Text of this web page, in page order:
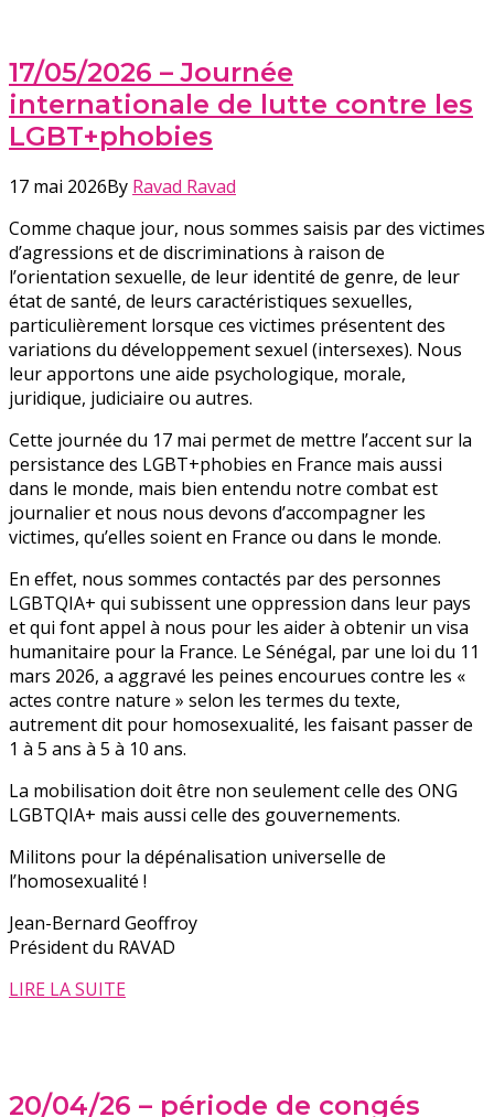
17/05/2026 – Journée
internationale de lutte contre les
LGBT+phobies
17 mai 2026By Ravad Ravad
Comme chaque jour, nous sommes saisis par des victimes
d’agressions et de discriminations à raison de
l’orientation sexuelle, de leur identité de genre, de leur
état de santé, de leurs caractéristiques sexuelles,
particulièrement lorsque ces victimes présentent des
variations du développement sexuel (intersexes). Nous
leur apportons une aide psychologique, morale,
juridique, judiciaire ou autres.
Cette journée du 17 mai permet de mettre l’accent sur la
persistance des LGBT+phobies en France mais aussi
dans le monde, mais bien entendu notre combat est
journalier et nous nous devons d’accompagner les
victimes, qu’elles soient en France ou dans le monde.
En effet, nous sommes contactés par des personnes
LGBTQIA+ qui subissent une oppression dans leur pays
et qui font appel à nous pour les aider à obtenir un visa
humanitaire pour la France. Le Sénégal, par une loi du 11
mars 2026, a aggravé les peines encourues contre les «
actes contre nature » selon les termes du texte,
autrement dit pour homosexualité, les faisant passer de
1 à 5 ans à 5 à 10 ans.
La mobilisation doit être non seulement celle des ONG
LGBTQIA+ mais aussi celle des gouvernements.
Militons pour la dépénalisation universelle de
l’homosexualité !
Jean-Bernard Geoffroy
Président du RAVAD
LIRE LA SUITE
20/04/26 – période de congés